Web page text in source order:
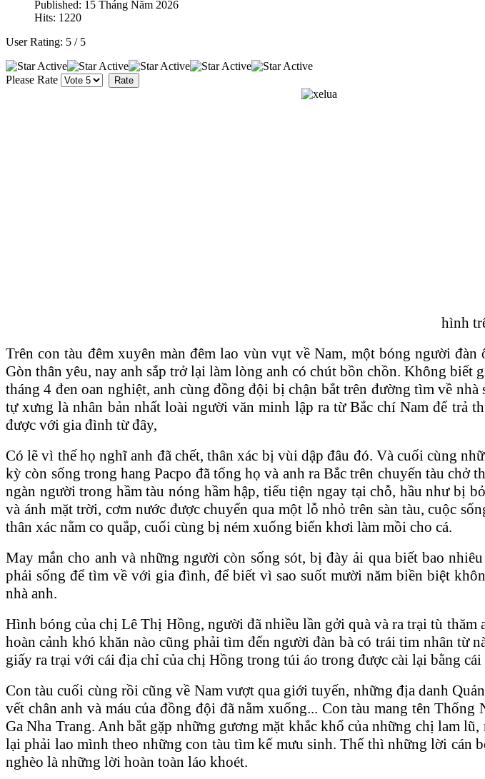
Published: 15 Tháng Năm 2026
Hits: 1220
User Rating: 5 / 5
Please Rate
hình
Trên con tàu đêm xuyên màn đêm lao vùn vụt về Nam, một bóng người
Gòn thân yêu, nay anh sắp trở lại làm lòng anh có chút bồn chồn. Không
tháng 4 đen oan nghiệt, anh cùng đồng đội bị chận bắt trên đường tìm về
tự xưng là nhân bản nhất loài người văn minh lập ra từ Bắc chí Nam để trả
được với gia đình từ đây,
Có lẽ vì thế họ nghĩ anh đã chết, thân xác bị vùi dập đâu đó. Và cuối cùng
kỳ còn sống trong hang Pacpo đã tống họ và anh ra Bắc trên chuyến tàu
ngàn người trong hầm tàu nóng hầm hập, tiểu tiện ngay tại chỗ, hầu như bị
và ánh mặt trời, cơm nước được chuyển qua một lỗ nhỏ trên sàn tàu, cuộc
thân xác nằm co quắp, cuối cùng bị ném xuống biển khơi làm mồi cho cá.
May mắn cho anh và những người còn sống sót, bị đày ải qua biết bao
phải sống để tìm về với gia đình, để biết vì sao suốt mười năm biền biệt
nhà anh.
Hình bóng của chị Lê Thị Hồng, người đã nhiều lần gởi quà và ra trại tù
hoàn cảnh khó khăn nào cũng phải tìm đến người đàn bà có trái tim nhân từ
giấy ra trại với cái địa chỉ của chị Hồng trong túi áo trong được cài lại bằng
Con tàu cuối cùng rồi cũng về Nam vượt qua giới tuyến, những địa danh
vết chân anh và máu của đồng đội đã nằm xuống... Con tàu mang tên
Ga Nha Trang. Anh bắt gặp những gương mặt khắc khổ của những chị lam
lại phải lao mình theo những con tàu tìm kế mưu sinh. Thế thì những lời cán
nghèo là những lời hoàn toàn láo khoét.